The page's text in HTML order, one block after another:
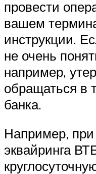
провести
вашем
инструкции.
не очень
например,
обращаться в
банка.
Например,
эквайринга